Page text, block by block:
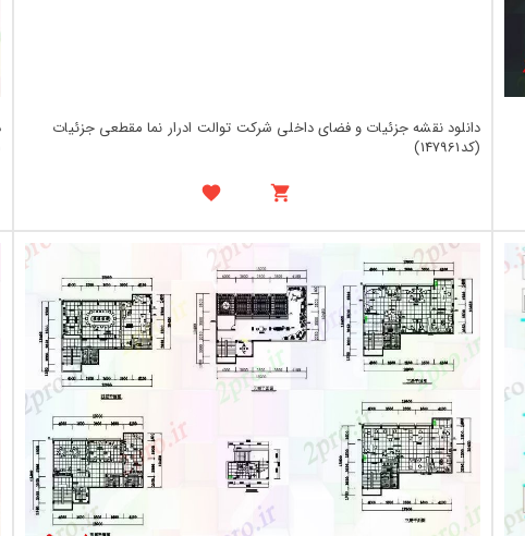
دانلود نقشه جزئیات و فضای داخلی شرکت توالت ادرار نما مقطعی جزئیات
(کد147961)